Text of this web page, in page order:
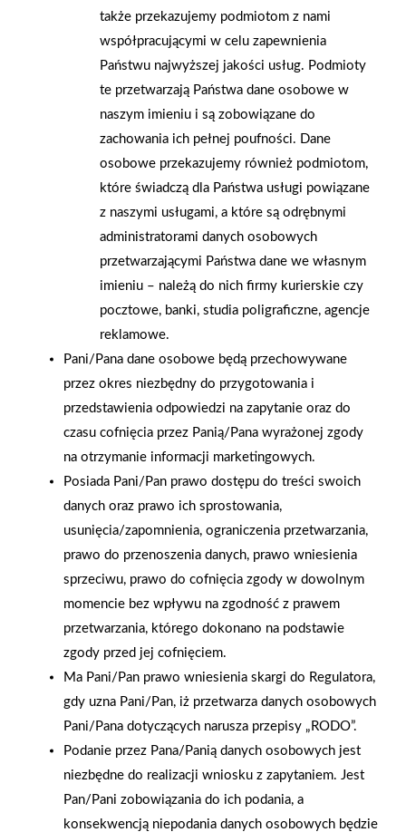
po której przesuwają się i zachodzą na siebie podczas
otwierania poszczególne elementy. W sprzedaży są także
jednoczęściowe osłony wahadłowe, jednak nie gwarantują one
szczelności w takim stopniu jak pozostałe.Osłona nawannowa
– z jakiego materiału?Do dyspozycji mamy wyroby
z wypełnieniem z materiałów sztucznych – najczęściej jest to
polistyren – oraz szklanym. Osłony polistyrenowe są tańsze,
ale mniej trwałe, łatwo je zarysować i trudniej utrzymać
w czystości. Szkło jest hartowane i bezpieczne, co sprawia, że
trudno go uszkodzić, a jeśli do tego dojdzie, nie zostaniemy
skaleczeni ostrymi odłamkami. Coraz częściej producenci
oferują wypełnienia ze szkła wykończonego powłoką, która
utrudnia osadzanie się na ściankach osadów i wody. Jeśli
ścianki szklane nie mają powłoki, można co jakiś czas użyć
specjalnego impregnatu, który ma podobne działanie
jak powłoka. Tania osłona nawannowaAlternatywą dla stałych
osłon nawannowych są zasłony na wannę. Wykonuje się je
z różnego rodzaju materiałów (może to być peva, poliester lub
PVC). Zasłony na wannę są także bardzo atrakcyjne wzorniczo
– często odtwarzają dekory typowe dla modnych tkanin lub
tapet. Mają najczęściej szerokość 120, 180 i 240 cm oraz
wysokość 180 lub 200 cm, którą można regulować dołączoną
do produktu taśmą.Zdjęcia: Novoterm, Fotolia.com
AKTUALNOŚCI
także przekazujemy podmiotom z nami
współpracującymi w celu zapewnienia
Państwu najwyższej jakości usług. Podmioty
te przetwarzają Państwa dane osobowe w
naszym imieniu i są zobowiązane do
zachowania ich pełnej poufności. Dane
osobowe przekazujemy również podmiotom,
które świadczą dla Państwa usługi powiązane
z naszymi usługami, a które są odrębnymi
administratorami danych osobowych
przetwarzającymi Państwa dane we własnym
imieniu – należą do nich firmy kurierskie czy
pocztowe, banki, studia poligraficzne, agencje
reklamowe.
Pani/Pana dane osobowe będą przechowywane
przez okres niezbędny do przygotowania i
przedstawienia odpowiedzi na zapytanie oraz do
czasu cofnięcia przez Panią/Pana wyrażonej zgody
na otrzymanie informacji marketingowych.
Posiada Pani/Pan prawo dostępu do treści swoich
danych oraz prawo ich sprostowania,
usunięcia/zapomnienia, ograniczenia przetwarzania,
prawo do przenoszenia danych, prawo wniesienia
sprzeciwu, prawo do cofnięcia zgody w dowolnym
momencie bez wpływu na zgodność z prawem
przetwarzania, którego dokonano na podstawie
zgody przed jej cofnięciem.
Ma Pani/Pan prawo wniesienia skargi do Regulatora,
gdy uzna Pani/Pan, iż przetwarza danych osobowych
Pani/Pana dotyczących narusza przepisy „RODO”.
Podanie przez Pana/Panią danych osobowych jest
niezbędne do realizacji wniosku z zapytaniem. Jest
Pan/Pani zobowiązania do ich podania, a
konsekwencją niepodania danych osobowych będzie